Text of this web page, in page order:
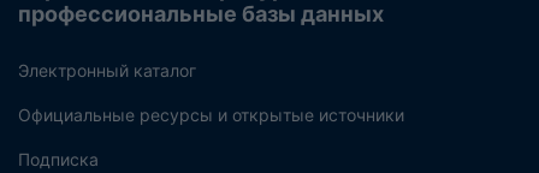
профессиональные базы данных
Электронный каталог
Официальные ресурсы и открытые источники
Подписка